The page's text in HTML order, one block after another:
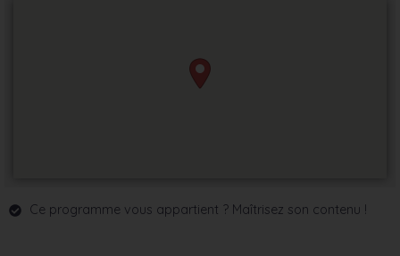
Ce programme vous appartient ? Maîtrisez son contenu !